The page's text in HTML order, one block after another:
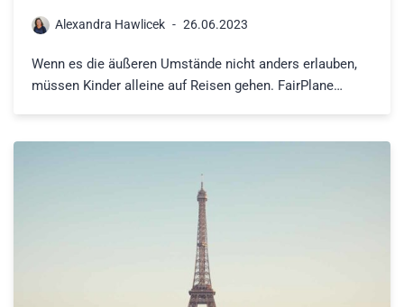
Alexandra Hawlicek 26.06.2023
Wenn es die äußeren Umstände nicht anders erlauben,
müssen Kinder alleine auf Reisen gehen. FairPlane…